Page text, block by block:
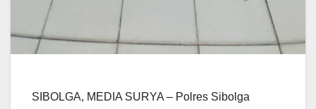
SIBOLGA, MEDIA SURYA – Polres Sibolga